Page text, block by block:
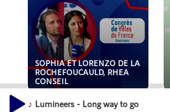
SOPHIA ET LORENZO DE LA
ROCHEFOUCAULD, RHEA
CONSEIL
♪ Lumineers - Long way to go